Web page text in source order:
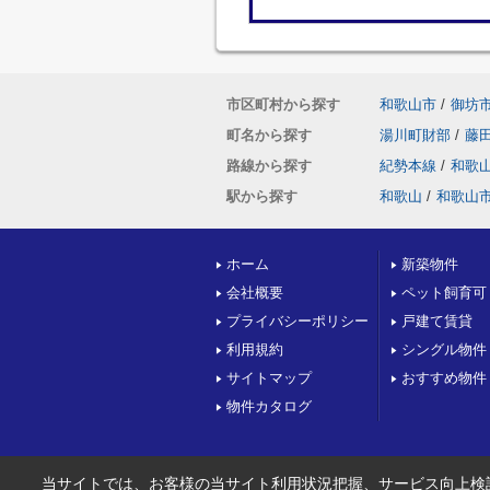
市区町村から探す 和歌山市 / 御坊
町名から探す
湯川町財部 / 藤
路線から探す
紀勢本線 / 和歌
駅から探す
和歌山 / 和歌山
ホーム
会社概要
プライバシーポリシー
利用規約
サイトマップ
物件カタログ
新築物件
ペット飼育可
戸建て賃貸
シングル物件
おすすめ物件
当サイトでは、お客様の当サイト利用状況把握、サービス向上